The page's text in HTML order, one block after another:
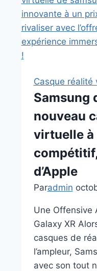
de
et
est-
il
en
Casque réalité
Samsung
nouveau
virtuelle à
d’Apple
Paradmin
Une Offensive
Galaxy XR
casques de
l’ampleur,
avec son tout